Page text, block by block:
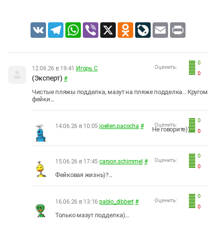
VK TelegramWhatsApp
Viber X Odnoklassniki
LiveJournal
Email Print
0
0
Оценить:
12.06.26 в 19:41 Игорь С
(Эксперт) #
Чистые пляжы подделка, мазут на пляже подделка... Кругом
фейки...
0
0
Оценить:
14.06.26 в 10:05 joellen.pacocha # Не говорите))...
0
0
Оценить:
15.06.26 в 17:45 carson.schimmel #
Фейковая жизнь)?...
0
0
Оценить:
16.06.26 в 13:16 pablo_dibbert #
Только мазут подделка)...